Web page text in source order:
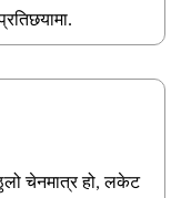
चेनमात्र हो, लकेट